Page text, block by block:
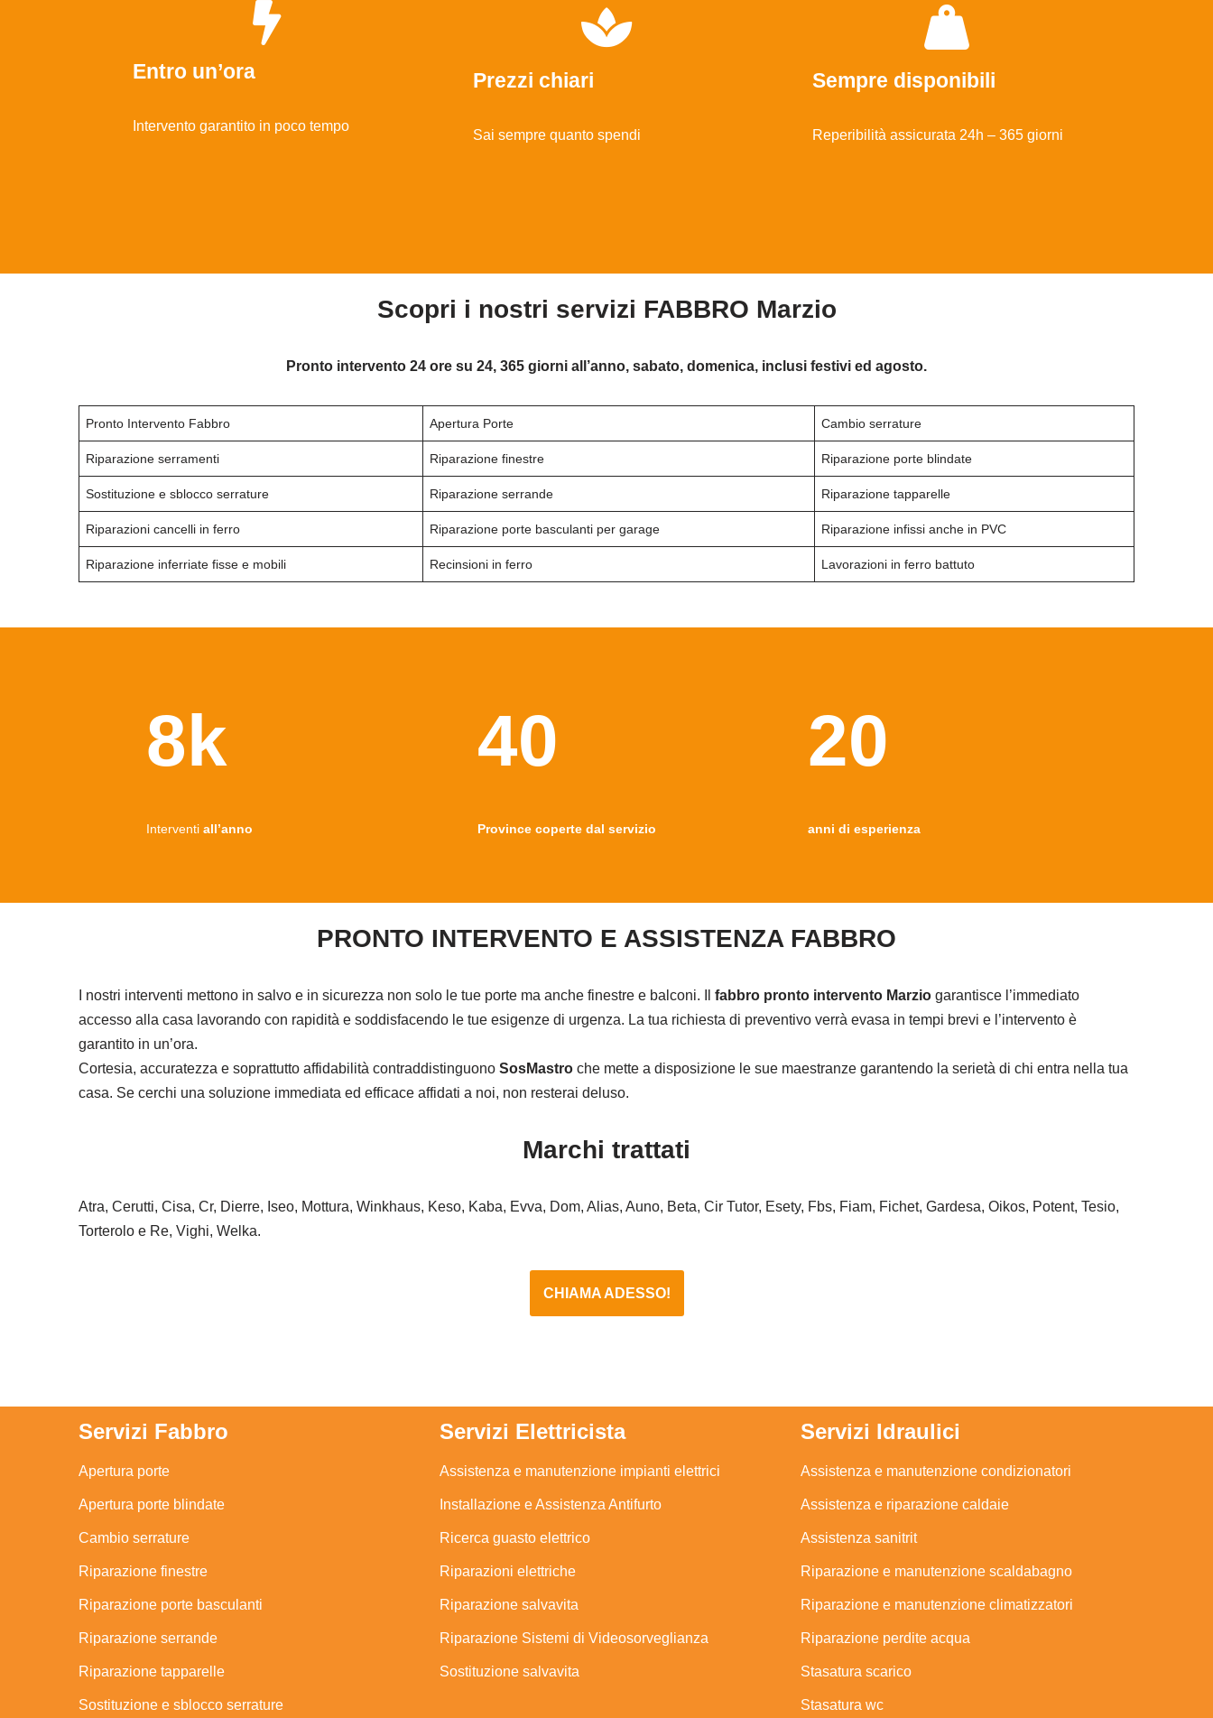
Entro un’ora
Intervento garantito in poco tempo
Prezzi chiari
Sai sempre quanto spendi
Sempre disponibili
Reperibilità assicurata 24h – 365 giorni
Scopri i nostri servizi FABBRO Marzio
Pronto intervento 24 ore su 24, 365 giorni all’anno, sabato, domenica, inclusi festivi ed agosto.
Pronto Intervento Fabbro Apertura Porte Cambio serrature
Riparazione serramenti Riparazione finestre Riparazione porte blindate
Sostituzione e sblocco serrature Riparazione serrande Riparazione tapparelle
Riparazioni cancelli in ferro Riparazione porte basculanti per garage Riparazione infissi anche in PVC
Riparazione inferriate fisse e mobili Recinsioni in ferro Lavorazioni in ferro battuto
8k
Interventi all’anno
40
Province coperte dal servizio
20
anni di esperienza
PRONTO INTERVENTO E ASSISTENZA FABBRO
I nostri interventi mettono in salvo e in sicurezza non solo le tue porte ma anche finestre e balconi. Il fabbro pronto intervento Marzio garantisce l’immediato
accesso alla casa lavorando con rapidità e soddisfacendo le tue esigenze di urgenza. La tua richiesta di preventivo verrà evasa in tempi brevi e l’intervento è
garantito in un’ora.
Cortesia, accuratezza e soprattutto affidabilità contraddistinguono SosMastro che mette a disposizione le sue maestranze garantendo la serietà di chi entra nella tua
casa. Se cerchi una soluzione immediata ed efficace affidati a noi, non resterai deluso.
Marchi trattati
Atra, Cerutti, Cisa, Cr, Dierre, Iseo, Mottura, Winkhaus, Keso, Kaba, Evva, Dom, Alias, Auno, Beta, Cir Tutor, Esety, Fbs, Fiam, Fichet, Gardesa, Oikos, Potent, Tesio,
Torterolo e Re, Vighi, Welka.
CHIAMA ADESSO!
Servizi Fabbro
Apertura porte
Apertura porte blindate
Cambio serrature
Riparazione finestre
Riparazione porte basculanti
Riparazione serrande
Riparazione tapparelle
Sostituzione e sblocco serrature
Servizi Elettricista
Assistenza e manutenzione impianti elettrici
Installazione e Assistenza Antifurto
Ricerca guasto elettrico
Riparazioni elettriche
Riparazione salvavita
Riparazione Sistemi di Videosorveglianza
Sostituzione salvavita
Servizi Idraulici
Assistenza e manutenzione condizionatori
Assistenza e riparazione caldaie
Assistenza sanitrit
Riparazione e manutenzione scaldabagno
Riparazione e manutenzione climatizzatori
Riparazione perdite acqua
Stasatura scarico
Stasatura wc